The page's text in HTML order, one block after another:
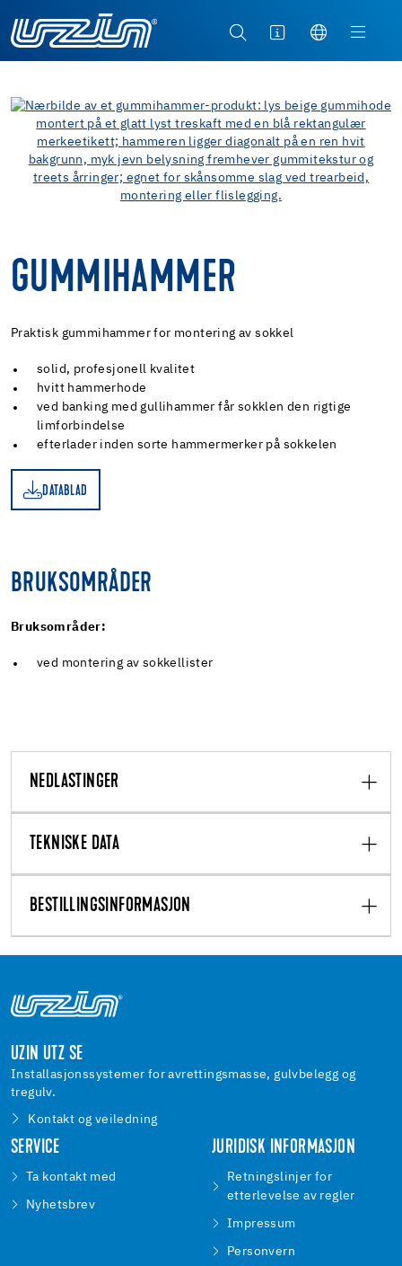
GUMMIHAMMER
Praktisk gummihammer for montering av sokkel
solid, profesjonell kvalitet
hvitt hammerhode
ved banking med gullihammer får sokklen den rigtige
limforbindelse
efterlader inden sorte hammermerker på sokkelen
DATABLAD
BRUKSOMRÅDER
Bruksområder:
ved montering av sokkellister
NEDLASTINGER
TEKNISKE DATA
BESTILLINGSINFORMASJON
UZIN UTZ SE
Installasjonssystemer for avrettingsmasse, gulvbelegg og
tregulv.
Kontakt og veiledning
SERVICE
Ta kontakt med
Nyhetsbrev
JURIDISK INFORMASJON
Retningslinjer for
etterlevelse av regler
Impressum
Personvern